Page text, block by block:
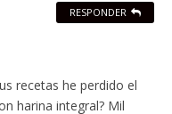
recetas he perdido el
harina integral? Mil
RESPONDER